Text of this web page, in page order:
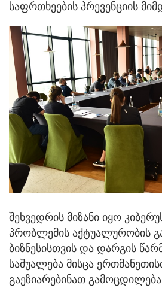
საფრთხეების პრევენციის
შეხვედრის მიზანი იყო
პრობლემის აქტუალურობის
ბიზნესისთვის და დარგის
საშუალება მისცა
გაეზიარებინათ